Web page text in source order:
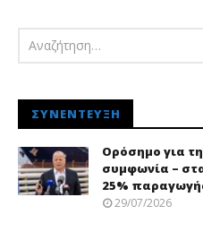
ΣΥΝΈΝΤΕΥΞΗ
Ορόσημο για
συμφωνία –
25%
29/07/2026